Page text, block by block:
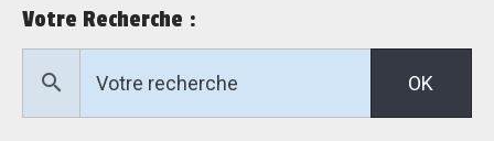
Votre Recherche :
OK